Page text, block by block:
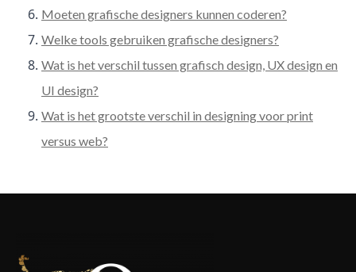
Moeten grafische designers kunnen coderen?
Welke tools gebruiken grafische designers?
Wat is het verschil tussen grafisch design, UX design en
UI design?
Wat is het grootste verschil in designing voor print
versus web?